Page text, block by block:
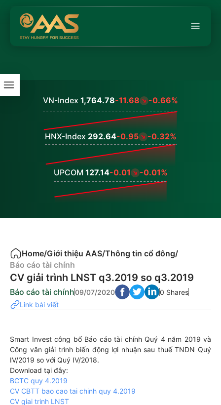
VN-Index 1,764.78-11.68 -0.66%
HNX-Index 292.64-0.95 -0.32%
UPCOM 127.14-0.01 -0.01%
Home/Giới thiệu AAS/Thông tin cổ đông/
Báo cáo tài chính
CV giải trình LNST q3.2019 so q3.2019
Báo cáo tài chính09/07/2020
0 Shares
Link bài viết
Smart Invest công bố Báo cáo tài chính Quý 4 năm 2019 và
Công văn giải trình biến động lợi nhuận sau thuế TNDN Quý
IV/2019 so với Quý IV/2018.
Download tại đây:
BCTC quy 4.2019
CV CBTT bao cao tai chinh quy 4.2019
CV giai trinh LNST